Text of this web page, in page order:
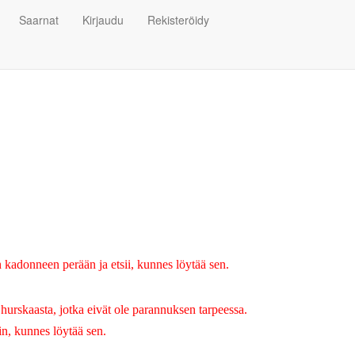
Saarnat Kirjaudu Rekisteröidy
perään ja etsii, kunnes löytää sen.
jotka eivät ole parannuksen tarpeessa.
kunnes löytää sen.